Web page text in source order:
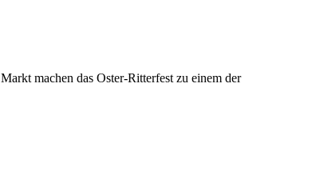
machen das Oster-Ritterfest zu einem der